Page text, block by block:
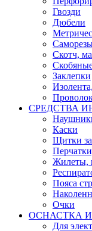
Гвозди
Дюбели
Скотч,
Заклепки
СРЕДСТВА
Каски
Щитки
Жилеты,
Пояса
Очки
ОСНАСТКА
Для